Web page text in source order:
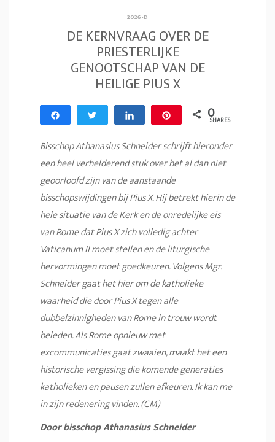
2026-D
DE KERNVRAAG OVER DE
PRIESTERLIJKE
GENOOTSCHAP VAN DE
HEILIGE PIUS X
Share Tweet Share 0
SHARES
Bisschop Athanasius Schneider schrijft hieronder
een heel verhelderend stuk over het al dan niet
geoorloofd zijn van de aanstaande
bisschopswijdingen bij Pius X. Hij betrekt hierin de
hele situatie van de Kerk en de onredelijke eis
van Rome dat Pius X zich volledig achter
Vaticanum II moet stellen en de liturgische
hervormingen moet goedkeuren. Volgens Mgr.
Schneider gaat het hier om de katholieke
waarheid die door Pius X tegen alle
dubbelzinnigheden van Rome in trouw wordt
beleden. Als Rome opnieuw met
excommunicaties gaat zwaaien, maakt het een
historische vergissing die komende generaties
katholieken en pausen zullen afkeuren. Ik kan me
in zijn redenering vinden. (CM)
Door bisschop Athanasius Schneider